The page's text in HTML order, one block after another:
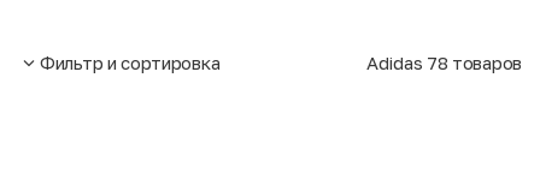
Фильтр и сортировка Adidas 78 товаров